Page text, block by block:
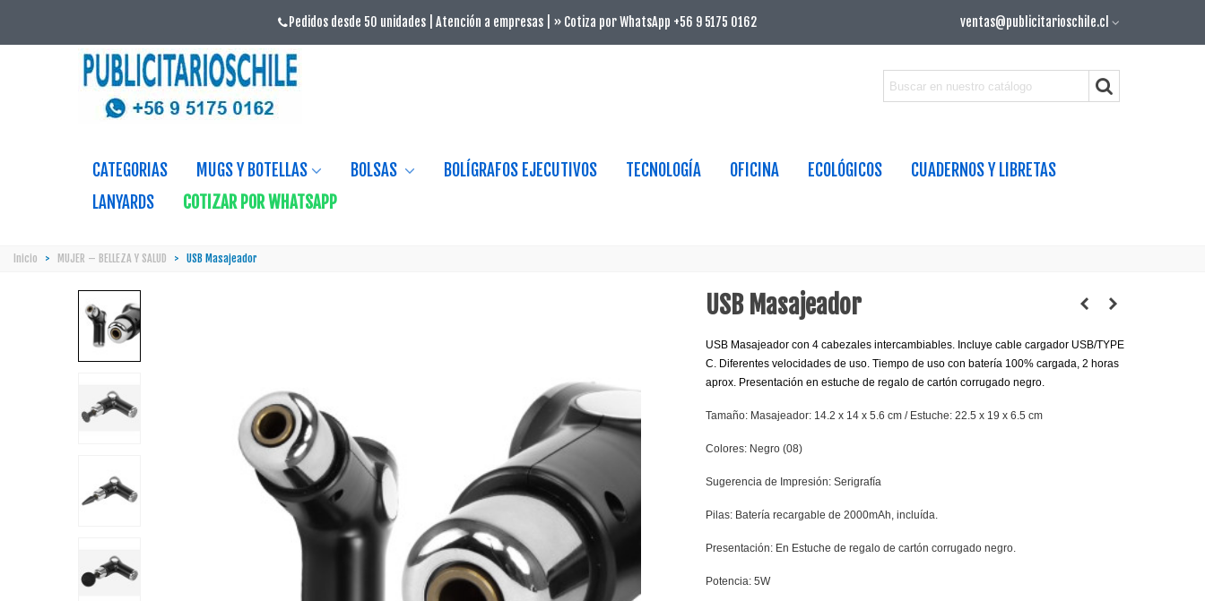
Pedidos desde 50 unidades | Atención a empresas | » Cotiza por WhatsApp +56 9 5175 0162 ventas@publicitarioschile.cl
CATEGORIAS MUGS Y BOTELLAS BOLSAS BOLÍGRAFOS EJECUTIVOS TECNOLOGÍA OFICINA ECOLÓGICOS
CUADERNOS Y LIBRETAS
LANYARDS
COTIZAR POR WHATSAPP
Inicio > MUJER – BELLEZA Y SALUD > USB Masajeador
USB Masajeador
USB Masajeador con 4 cabezales intercambiables. Incluye cable cargador USB/TYPE
C. Diferentes velocidades de uso. Tiempo de uso con batería 100% cargada, 2 horas
aprox. Presentación en estuche de regalo de cartón corrugado negro.
Tamaño: Masajeador: 14.2 x 14 x 5.6 cm / Estuche: 22.5 x 19 x 6.5 cm
Colores: Negro (08)
Sugerencia de Impresión: Serigrafía
Pilas: Batería recargable de 2000mAh, incluída.
Presentación: En Estuche de regalo de cartón corrugado negro.
Potencia: 5W